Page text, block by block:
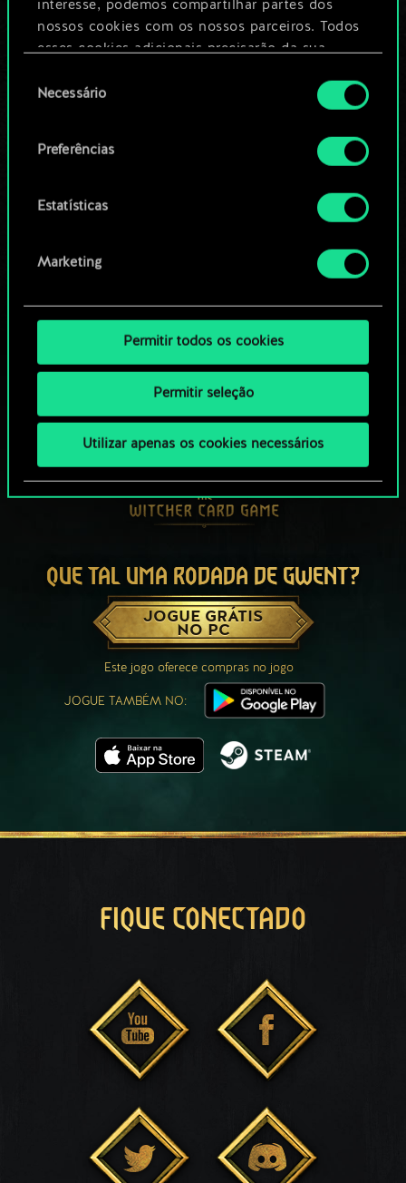
interesse, podemos compartilhar partes dos
nossos cookies com os nossos parceiros. Todos
esses cookies adicionais precisarão da sua
Você encontrará todos os detalhes sobre o uso
de cookies e poderá ajustar as suas preferências
no menu "Configurações" abaixo.
deNecessário
Preferências
Estatísticas
Marketing
Permitir todos os cookies
Permitir seleção
Utilizar apenas os cookies necessários
um guia
QUE TAL UMA RODADA DE GWENT?
JOGUE GRÁTIS
NO PC
Este jogo oferece compras no jogo
JOGUE TAMBÉM NO:
FIQUE CONECTADO